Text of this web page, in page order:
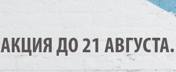
АКЦИЯ ДО 21 АВГУСТА.